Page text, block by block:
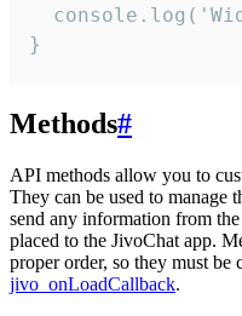
}
Methods#
API methods allow you to
They can be used to manage
send any information from
placed to the JivoChat app.
proper order, so they must
jivo_onLoadCallback.